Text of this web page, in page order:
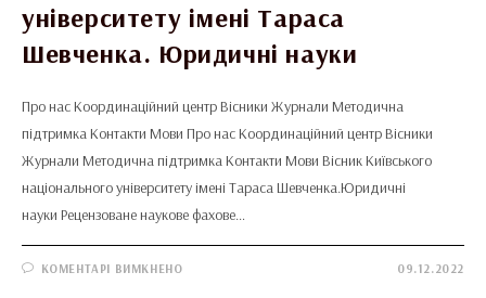
університету імені Тараса
Шевченка. Юридичні науки
Про нас Координаційний центр Вісники Журнали Методична
підтримка Контакти Мови Про нас Координаційний центр Вісники
Журнали Методична підтримка Контакти Мови Вісник Київського
національного університету імені Тараса Шевченка.Юридичні
науки Рецензоване наукове фахове…
КОМЕНТАРІ ВИМКНЕНОДО 09.12.2022